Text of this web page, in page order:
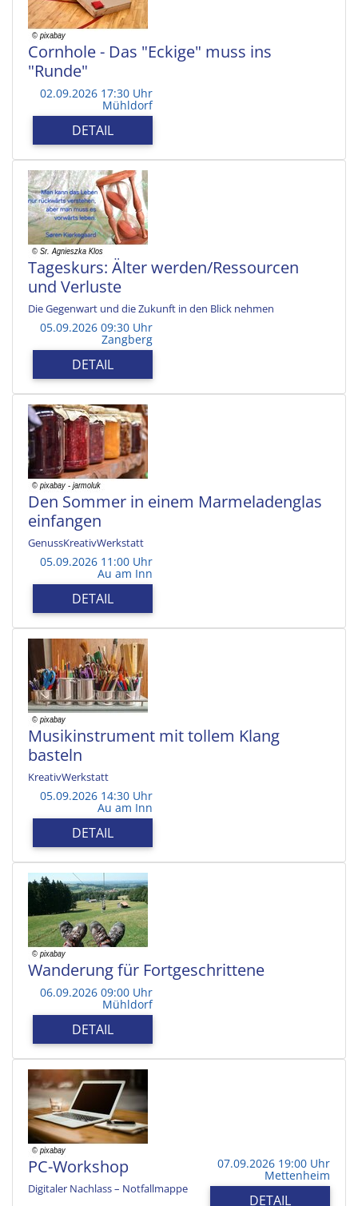
Cornhole - Das "Eckige" muss ins
"Runde"
02.09.2026 17:30 Uhr
Mühldorf
DETAIL
Tageskurs: Älter werden/Ressourcen
und Verluste
Die Gegenwart und die Zukunft in den Blick nehmen
05.09.2026 09:30 Uhr
Zangberg
DETAIL
Den Sommer in einem Marmeladenglas
einfangen
GenussKreativWerkstatt
05.09.2026 11:00 Uhr
Au am Inn
DETAIL
Musikinstrument mit tollem Klang
basteln
KreativWerkstatt
05.09.2026 14:30 Uhr
Au am Inn
DETAIL
Wanderung für Fortgeschrittene
06.09.2026 09:00 Uhr
Mühldorf
DETAIL
PC-Workshop
Digitaler Nachlass – Notfallmappe
07.09.2026 19:00 Uhr
Mettenheim
DETAIL